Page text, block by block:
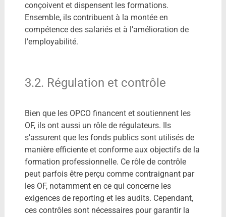
conçoivent et dispensent les formations.
Ensemble, ils contribuent à la montée en
compétence des salariés et à l’amélioration de
l’employabilité.
3.2. Régulation et contrôle
Bien que les OPCO financent et soutiennent les
OF, ils ont aussi un rôle de régulateurs. Ils
s’assurent que les fonds publics sont utilisés de
manière efficiente et conforme aux objectifs de la
formation professionnelle. Ce rôle de contrôle
peut parfois être perçu comme contraignant par
les OF, notamment en ce qui concerne les
exigences de reporting et les audits. Cependant,
ces contrôles sont nécessaires pour garantir la